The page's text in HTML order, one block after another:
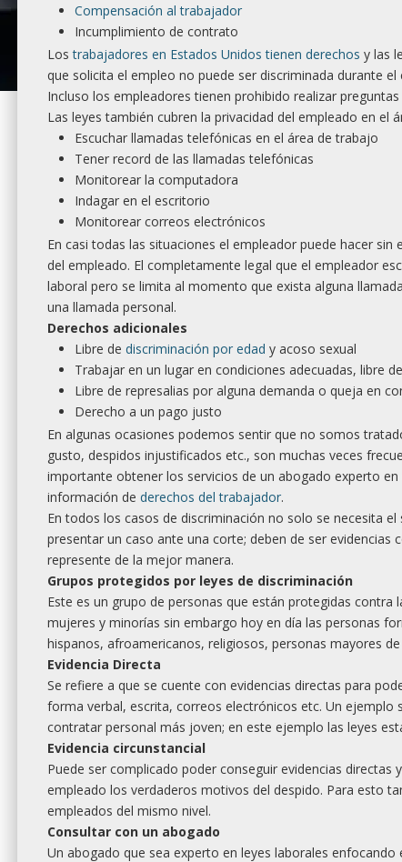
Compensación al trabajador
Incumplimiento de contrato
Lostrabajadores en Estados Unidos tienen derechos y las
que solicita el empleo no puede ser discriminada durante
Incluso los empleadores tienen prohibido realizar
Las leyes también cubren la privacidad del empleado en el
Escuchar llamadas telefónicas en el área de trabajo
Tener record de las llamadas telefónicas
Monitorear la computadora
Indagar en el escritorio
Monitorear correos electrónicos
En casi todas las situaciones el empleador puede hacer
del empleado. El completamente legal que el empleador
laboral pero se limita al momento que exista alguna
una llamada personal.
Derechos adicionales
Libre de discriminación por edad y acoso sexual
Trabajar en un lugar en condiciones adecuadas, libre
Libre de represalias por alguna demanda o queja en
Derecho a un pago justo
En algunas ocasiones podemos sentir que no somos
gusto, despidos injustificados etc., son muchas veces
importante obtener los servicios de un abogado experto
información de derechos del trabajador.
En todos los casos de discriminación no solo se necesita
presentar un caso ante una corte; deben de ser
represente de la mejor manera.
Grupos protegidos por leyes de discriminación
Este es un grupo de personas que están protegidas
mujeres y minorías sin embargo hoy en día las personas
hispanos, afroamericanos, religiosos, personas mayores
Evidencia Directa
Se refiere a que se cuente con evidencias directas para
forma verbal, escrita, correos electrónicos etc. Un ejemplo
contratar personal más joven; en este ejemplo las leyes
Evidencia circunstancial
Puede ser complicado poder conseguir evidencias
empleado los verdaderos motivos del despido. Para esto
empleados del mismo nivel.
Consultar con un abogado
Un abogado que sea experto en leyes laborales